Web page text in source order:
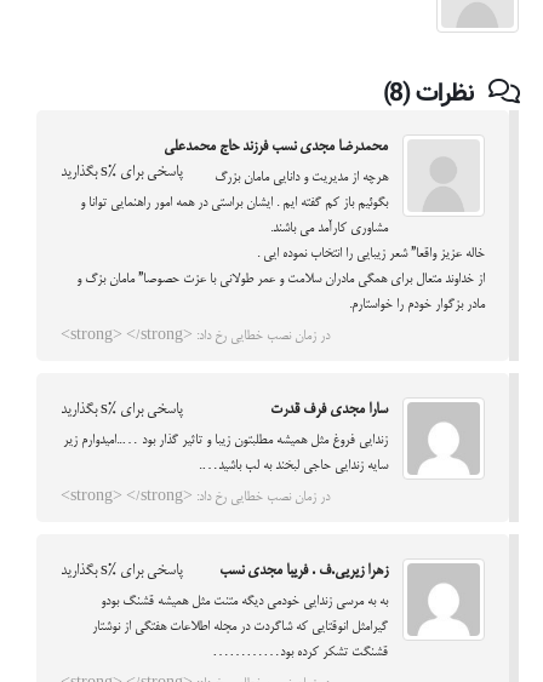
نظرات (8)
محمدرضا مجدی نسب فرزند حاج محمدعلی
پاسخی برای %s بگذارید
هرچه از مدیریت و دانایی مامان بزرگ
بگوئیم باز کم گفته ایم . ایشان براستی در همه امور راهنمایی توانا و
مشاوری کارآمد می باشند.
خاله عزیز واقعا” شعر زیبایی را انتخاب نموده ایی .
از خداوند متعال برای همگی مادران سلامت و عمر طولانی با عزت حصوصا” مامان بزگ و
مادر بزگوار خودم را خواستارم.
در زمان نصب خطایی رخ داد: <strong> </strong>
سارا مجدی فرف قدرت پاسخی برای %s بگذارید
زندایی فروغ مثل همیشه مطلبتون زیبا و تاثیر گذار بود …..امیدوارم زیر
سایه زندایی حاجی لبخند به لب باشید….
در زمان نصب خطایی رخ داد: <strong> </strong>
زهرا زیریی.ف . فریبا مجدی نسب پاسخی برای %s بگذارید
به به مرسی زندایی خودمی دیگه متنت مثل همیشه قشنگ بودو
گیرامثل انوقتایی که شاگردت در مجله اطلاعات هفتگی از نوشتار
قشنگت تشکر کرده بود…………